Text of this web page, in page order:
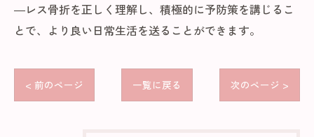
―レス骨折を正しく理解し、積極的に予防策を講じるこ
とで、より良い日常生活を送ることができます。
< 前のページ 一覧に戻る 次のページ >